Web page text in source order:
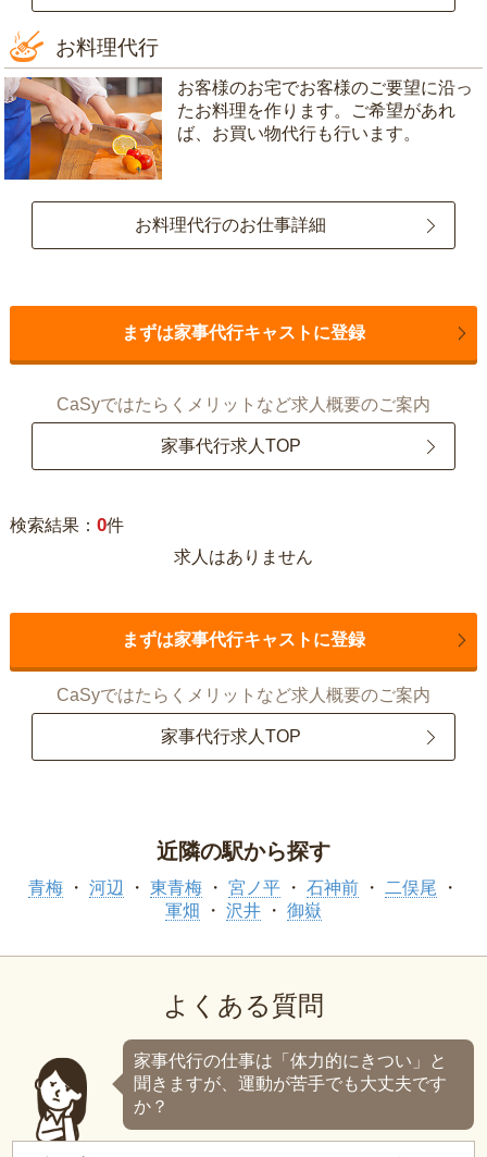
お料理代行
お客様のお宅でお客様のご要望に沿っ
たお料理を作ります。ご希望があれ
ば、お買い物代行も行います。
お料理代行のお仕事詳細
まずは家事代行キャストに登録
CaSyではたらくメリットなど求人概要のご案内
家事代行求人TOP
検索結果： 0件
求人はありません
まずは家事代行キャストに登録
CaSyではたらくメリットなど求人概要のご案内
家事代行求人TOP
近隣の駅から探す
青梅 河辺 東青梅 宮ノ平 石神前
二俣尾
軍畑
沢井 御嶽
よくある質問
家事代行の仕事は「体力的にきつい」と
聞きますが、運動が苦手でも大丈夫です
か？